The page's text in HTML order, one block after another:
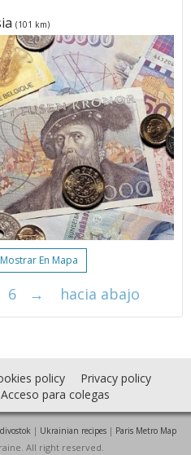
(101 km)
Mostrar En Mapa
6 → hacia abajo
policy
Privacy policy
Acceso para colegas
| Ukrainian recipes| Paris Metro Map
All right reserved.